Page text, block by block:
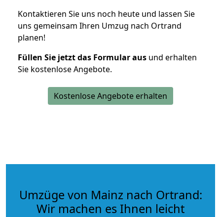
Kontaktieren Sie uns noch heute und lassen Sie
uns gemeinsam Ihren Umzug nach Ortrand
planen!
Füllen Sie jetzt das Formular aus und erhalten
Sie kostenlose Angebote.
Kostenlose Angebote erhalten
Umzüge von Mainz nach Ortrand:
Wir machen es Ihnen leicht